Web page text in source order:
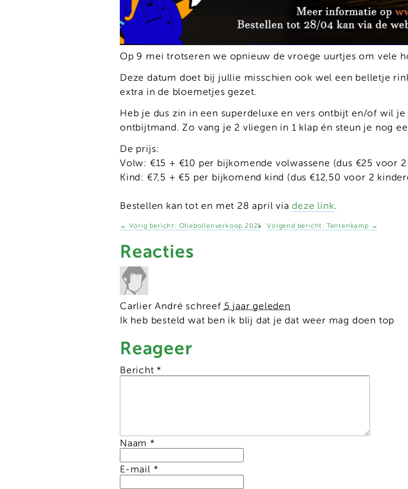
Op 9 mei trotseren we opnieuw de vroege uurtjes om vele
Deze datum doet bij jullie misschien ook wel een belletje
extra in de bloemetjes gezet.
Heb je dus zin in een superdeluxe en vers ontbijt en/of wil
ontbijtmand. Zo vang je 2 vliegen in 1 klap én steun je nog
De prijs:
Volw: €15 + €10 per bijkomende volwassene (dus €25 voor 2
Kind: €7,5 + €5 per bijkomend kind (dus €12,50 voor 2
Bestellen kan tot en met 28 april viadeze link.
← Vorig bericht: Oliebollenverkoop 2021 Volgend bericht: Tentenkamp →
Reacties
Carlier André schreef 5 jaar geleden
Ik heb besteld wat ben ik blij dat je dat weer mag doen top
Reageer
Bericht*
Naam *
E-mail *